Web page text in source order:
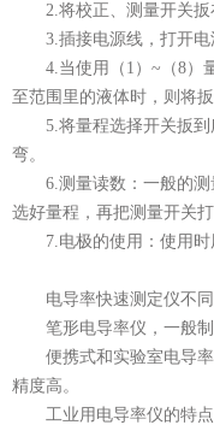
2.将校正、测量开关扳
3.插接电源线，打开电
4.当使用（1）~（8）量
至范围里的液体时，则将
5.将量程选择开关扳到
弯。
6.测量读数：一般的测量
选好量程，再把测量开关
7.电极的使用：使用时
电导率快速测定仪不同
笔形电导率仪，一般制
便携式和实验室电导率
精度高。
工业用电导率仪的特点